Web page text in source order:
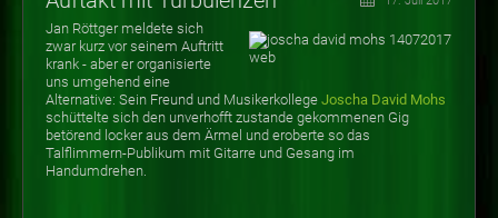
Jan Röttger meldete sich
zwar kurz vor seinem Auftritt
krank - aber er organisierte
uns umgehend eine
Alternative: Sein Freund und Musikerkollege Joscha David Mohs
schüttelte sich den unverhofft zustande gekommenen Gig
betörend locker aus dem Ärmel und eroberte so das
Talflimmern-Publikum mit Gitarre und Gesang im
Handumdrehen.